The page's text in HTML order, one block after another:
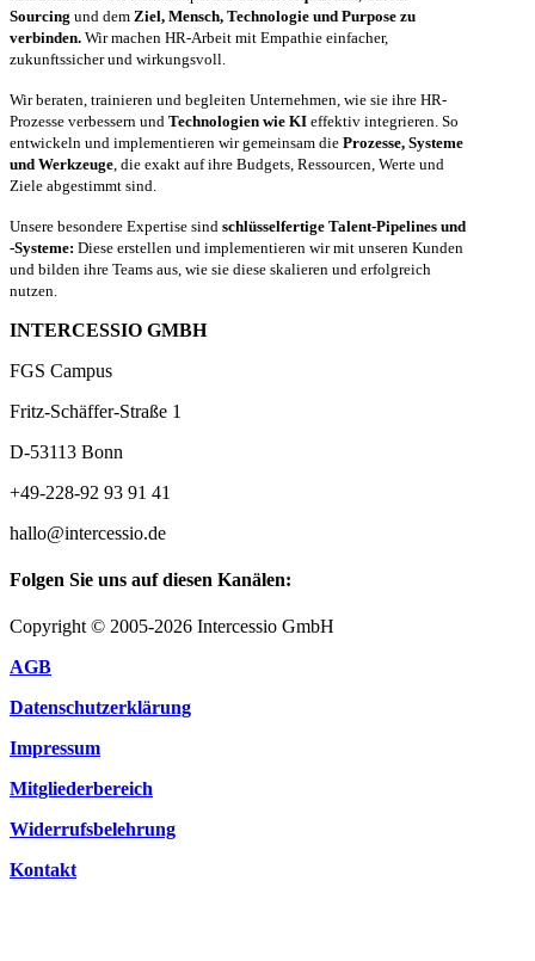
Sourcing und dem Ziel, Mensch, Technologie und Purpose zu
verbinden. Wir machen HR-Arbeit mit Empathie einfacher,
zukunftssicher und wirkungsvoll.
Wir beraten, trainieren und begleiten Unternehmen, wie sie ihre HR-
Prozesse verbessern und Technologien wie KI effektiv integrieren. So
entwickeln und implementieren wir gemeinsam die Prozesse, Systeme
und Werkzeuge , die exakt auf ihre Budgets, Ressourcen, Werte und
Ziele abgestimmt sind.
Unsere besondere Expertise sind schlüsselfertige Talent-Pipelines und
-Systeme: Diese erstellen und implementieren wir mit unseren Kunden
und bilden ihre Teams aus, wie sie diese skalieren und erfolgreich
nutzen.
INTERCESSIO GMBH
FGS Campus
Fritz-Schäffer-Straße 1
D-53113 Bonn
+49-228-92 93 91 41
hallo@intercessio.de
Folgen Sie uns auf diesen Kanälen:
Copyright © 2005-2026 Intercessio GmbH
AGB
Datenschutzerklärung
Impressum
Mitgliederbereich
Widerrufsbelehrung
Kontakt